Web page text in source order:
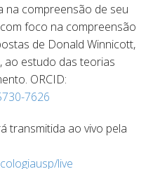
na compreensão de seu
foco na compreensão
de Donald Winnicott,
ao estudo das teorias
ORCID:
7626
transmitida ao vivo pela
live